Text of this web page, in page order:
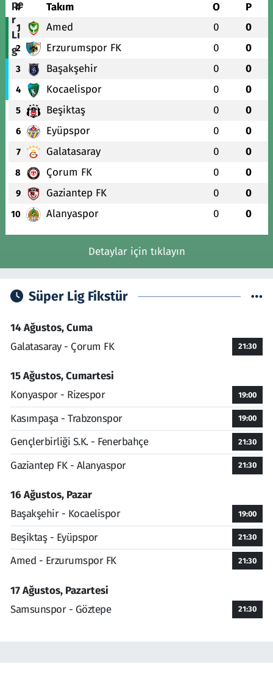
# Takım O P
1 Amed 0 0
2 Erzurumspor FK 0 0
3 Başakşehir 0 0
4 Kocaelispor 0 0
5 Beşiktaş 0 0
6 Eyüpspor 0 0
7 Galatasaray 0 0
8 Çorum FK 0 0
9 Gaziantep FK 0 0
10 Alanyaspor 0 0
Detaylar için tıklayın
Süper Lig Fikstür
14 Ağustos, Cuma
Galatasaray - Çorum FK
21:30
15 Ağustos, Cumartesi
Konyaspor - Rizespor
19:00
Kasımpaşa - Trabzonspor 19:00
Gençlerbirliği S.K. - Fenerbahçe 21:30
Gaziantep FK - Alanyaspor 21:30
16 Ağustos, Pazar
Başakşehir - Kocaelispor
19:00
Beşiktaş - Eyüpspor 21:30
Amed - Erzurumspor FK 21:30
17 Ağustos, Pazartesi
Samsunspor - Göztepe
21:30